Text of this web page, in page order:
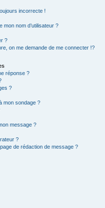
incorrecte !
mon nom d’utilisateur ?
?
on me demande de me connecter !?
réponse ?
?
mon sondage ?
message ?
?
de rédaction de message ?